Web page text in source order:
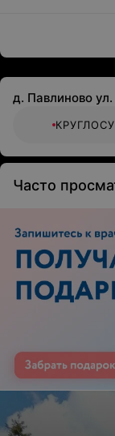
д. Павлиново
Часто